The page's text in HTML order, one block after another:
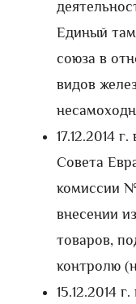
Единый
союза в
видов
17.12.2014
Совета
комиссии №
внесении
товаров,
контролю
15.12.2014